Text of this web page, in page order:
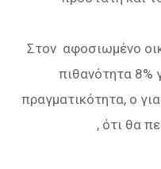
Στον αφοσιωμένο
πιθανότητα 8%
πραγματικότητα, ο
, ότι θα